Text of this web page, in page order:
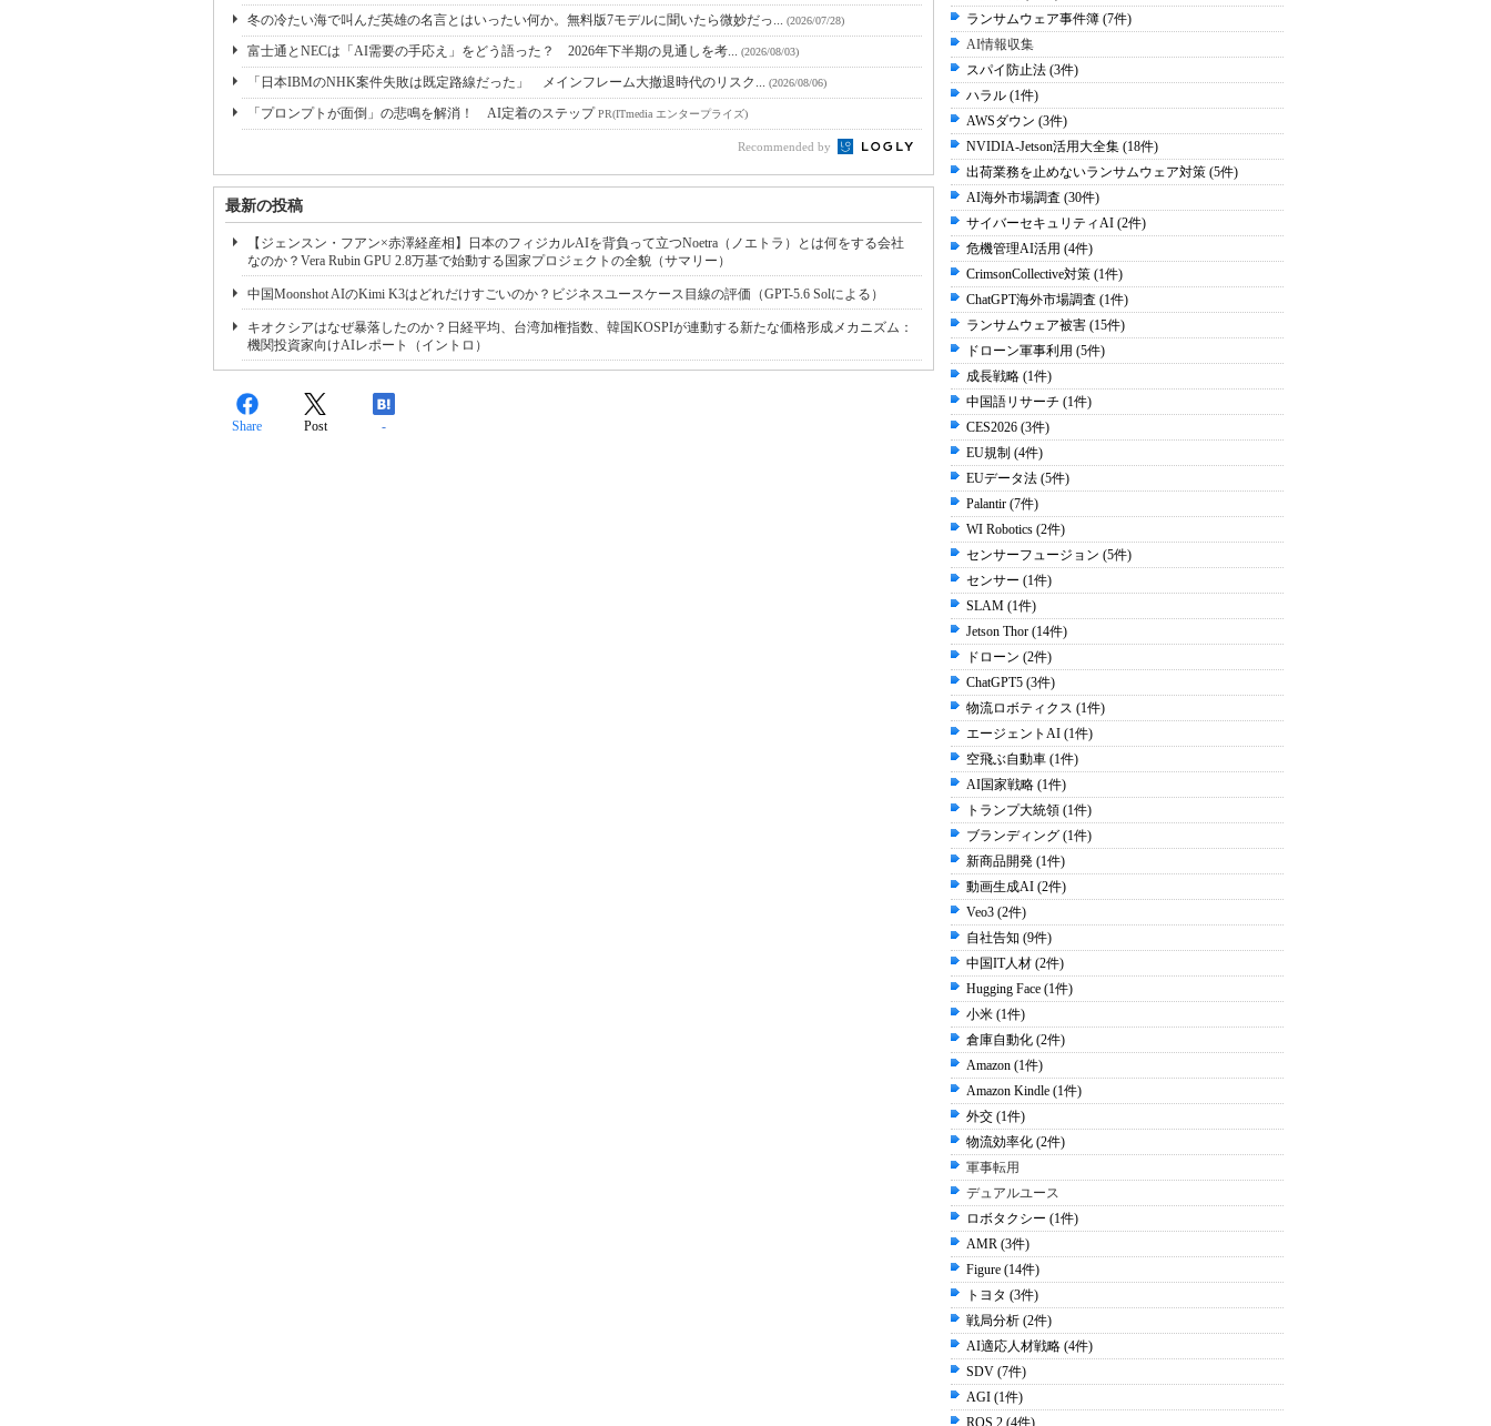
冬の冷たい海で叫んだ英雄の名言とはいったい何か。無料版7モデルに聞いたら微妙だっ... (2026/07/28)
富士通とNECは「AI需要の手応え」をどう語った？ 2026年下半期の見通しを考... (2026/08/03)
「日本IBMのNHK案件失敗は既定路線だった」 メインフレーム大撤退時代のリスク... (2026/08/06)
「プロンプトが面倒」の悲鳴を解消！ AI定着のステップPR(ITmedia エンタープライズ)
Recommended by
最新の投稿
【ジェンスン・フアン×赤澤経産相】日本のフィジカルAIを背負って立つNoetra（ノエトラ）とは何をする会社
なのか？Vera Rubin GPU 2.8万基で始動する国家プロジェクトの全貌（サマリー）
中国Moonshot AIのKimi K3はどれだけすごいのか？ビジネスユースケース目線の評価（GPT-5.6 Solによる）
キオクシアはなぜ暴落したのか？日経平均、台湾加権指数、韓国KOSPIが連動する新たな価格形成メカニズム：
機関投資家向けAIレポート（イントロ）
Share Post -
ランサムウェア事件簿 (7件)
AI情報収集
スパイ防止法 (3件)
ハラル (1件)
AWSダウン (3件)
NVIDIA-Jetson活用大全集 (18件)
出荷業務を止めないランサムウェア対策 (5件)
AI海外市場調査 (30件)
サイバーセキュリティAI (2件)
危機管理AI活用 (4件)
CrimsonCollective対策 (1件)
ChatGPT海外市場調査 (1件)
ランサムウェア被害 (15件)
ドローン軍事利用 (5件)
成長戦略 (1件)
中国語リサーチ (1件)
CES2026 (3件)
EU規制 (4件)
EUデータ法 (5件)
Palantir (7件)
WI Robotics (2件)
センサーフュージョン (5件)
センサー (1件)
SLAM (1件)
Jetson Thor (14件)
ドローン (2件)
ChatGPT5 (3件)
物流ロボティクス (1件)
エージェントAI (1件)
空飛ぶ自動車 (1件)
AI国家戦略 (1件)
トランプ大統領 (1件)
ブランディング (1件)
新商品開発 (1件)
動画生成AI (2件)
Veo3 (2件)
自社告知 (9件)
中国IT人材 (2件)
Hugging Face (1件)
小米 (1件)
倉庫自動化 (2件)
Amazon (1件)
Amazon Kindle (1件)
外交 (1件)
物流効率化 (2件)
軍事転用
デュアルユース
ロボタクシー (1件)
AMR (3件)
Figure (14件)
トヨタ (3件)
戦局分析 (2件)
AI適応人材戦略 (4件)
SDV (7件)
AGI (1件)
ROS 2 (4件)